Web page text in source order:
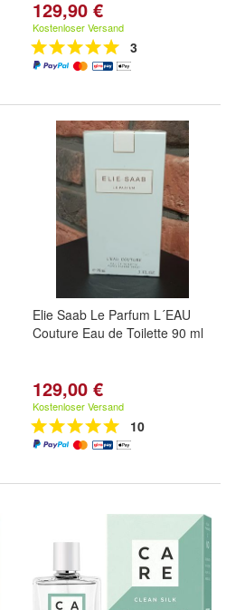
129,90 €
Kostenloser Versand
3
Elie Saab Le Parfum L´EAU
Couture Eau de Toilette 90 ml
129,00 €
Kostenloser Versand
10